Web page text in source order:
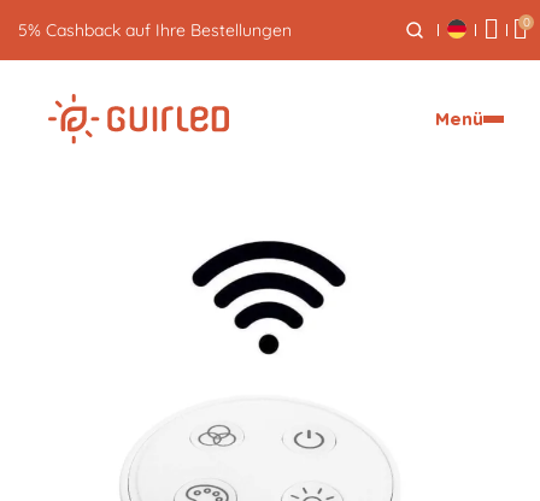
5% Cashback auf Ihre Bestellungen 0
Menü